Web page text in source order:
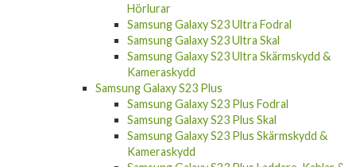
Hörlurar
Samsung Galaxy S23 Ultra Fodral
Samsung Galaxy S23 Ultra Skal
Samsung Galaxy S23 Ultra Skärmskydd &
Kameraskydd
Samsung Galaxy S23 Plus
Samsung Galaxy S23 Plus Fodral
Samsung Galaxy S23 Plus Skal
Samsung Galaxy S23 Plus Skärmskydd &
Kameraskydd